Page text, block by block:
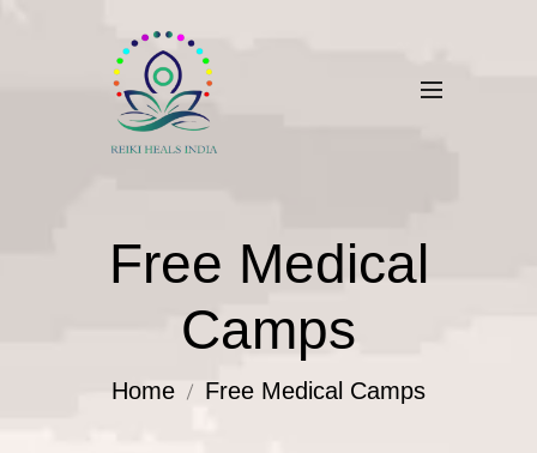
Free Medical
Camps
Home Free Medical Camps